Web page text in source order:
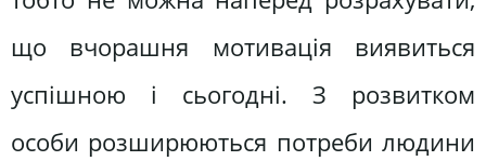
що вчорашня мотивація виявиться
успішною і сьогодні. З розвитком
особи розширюються потреби людини